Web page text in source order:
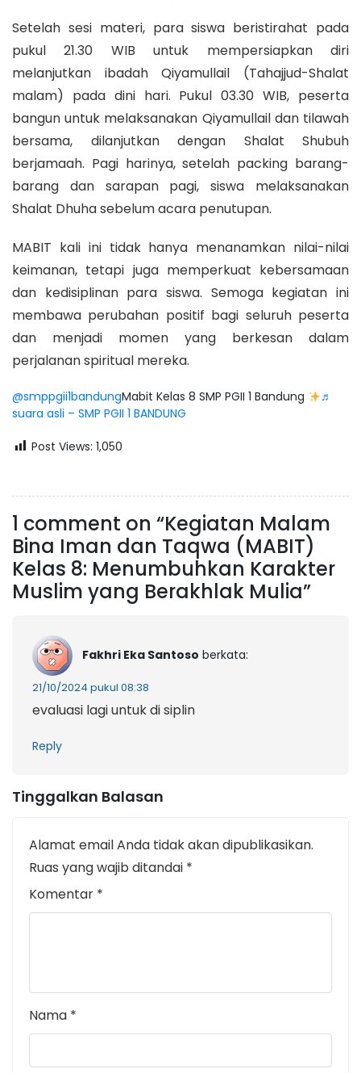
Setelah sesi materi, para siswa beristirahat pada
pukul 21.30 WIB untuk mempersiapkan diri
melanjutkan ibadah Qiyamullail (Tahajjud-Shalat
malam) pada dini hari. Pukul 03.30 WIB, peserta
bangun untuk melaksanakan Qiyamullail dan tilawah
bersama, dilanjutkan dengan Shalat Shubuh
berjamaah. Pagi harinya, setelah packing barang-
barang dan sarapan pagi, siswa melaksanakan
Shalat Dhuha sebelum acara penutupan.
MABIT kali ini tidak hanya menanamkan nilai-nilai
keimanan, tetapi juga memperkuat kebersamaan
dan kedisiplinan para siswa. Semoga kegiatan ini
membawa perubahan positif bagi seluruh peserta
dan menjadi momen yang berkesan dalam
perjalanan spiritual mereka.
@smppgii1bandungMabit Kelas 8 SMP PGII 1 Bandung
♬
suara asli – SMP PGII 1 BANDUNG
Post Views: 1,050
1 comment on “Kegiatan Malam
Bina Iman dan Taqwa (MABIT)
Kelas 8: Menumbuhkan Karakter
Muslim yang Berakhlak Mulia”
Fakhri Eka Santoso berkata:
21/10/2024 pukul 08:38
evaluasi lagi untuk di siplin
Reply
Tinggalkan Balasan
Alamat email Anda tidak akan dipublikasikan.
Ruas yang wajib ditandai *
Komentar *
Nama *